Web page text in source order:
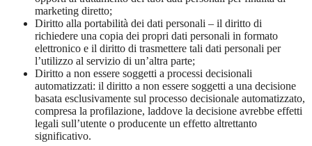
marketing diretto;
Diritto alla portabilità dei dati personali – il diritto di
richiedere una copia dei propri dati personali in formato
elettronico e il diritto di trasmettere tali dati personali per
l’utilizzo al servizio di un’altra parte;
Diritto a non essere soggetti a processi decisionali
automatizzati: il diritto a non essere soggetti a una decisione
basata esclusivamente sul processo decisionale automatizzato,
compresa la profilazione, laddove la decisione avrebbe effetti
legali sull’utente o producente un effetto altrettanto
significativo.